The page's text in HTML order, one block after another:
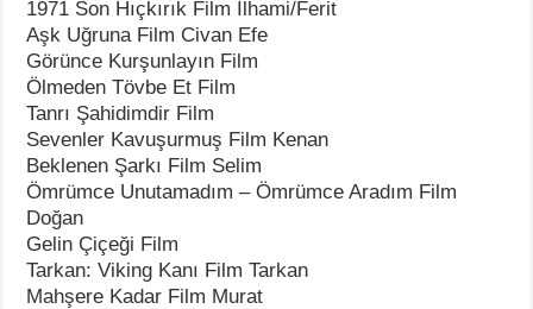
1971 Son Hıçkırık Film İlhami/Ferit
Aşk Uğruna Film Civan Efe
Görünce Kurşunlayın Film
Ölmeden Tövbe Et Film
Tanrı Şahidimdir Film
Sevenler Kavuşurmuş Film Kenan
Beklenen Şarkı Film Selim
Ömrümce Unutamadım – Ömrümce Aradım Film
Doğan
Gelin Çiçeği Film
Tarkan: Viking Kanı Film Tarkan
Mahşere Kadar Film Murat